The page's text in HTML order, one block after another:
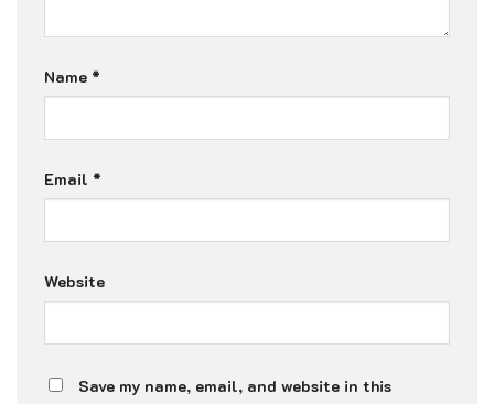
Name *
Email *
Website
Save my name, email, and website in this